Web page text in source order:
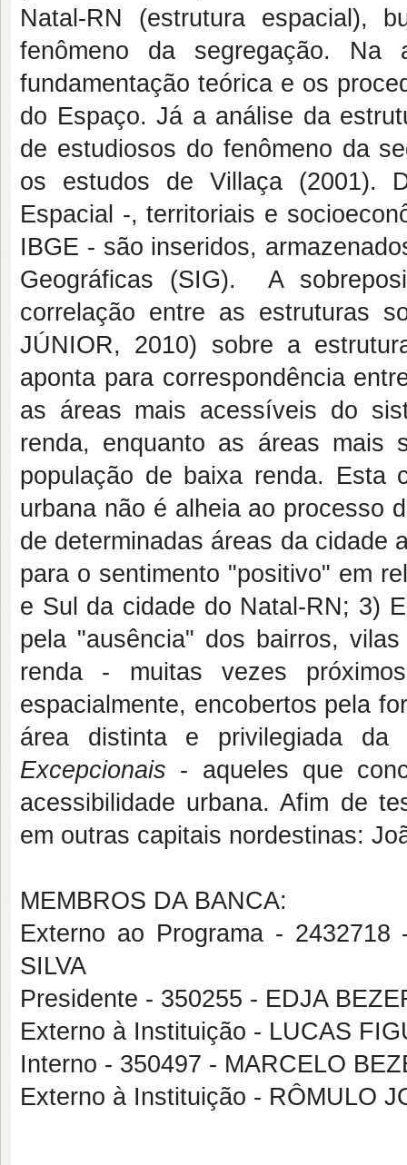
Natal-RN (estrutura espacial),
fenômeno da segregação. Na
fundamentação teórica e os
do Espaço. Já a análise da
de estudiosos do fenômeno da
os estudos de Villaça (2001).
Espacial -, territoriais e
IBGE - são inseridos,
Geográficas (SIG). A
correlação entre as estruturas
JÚNIOR, 2010) sobre a
aponta para correspondência
as áreas mais acessíveis do
renda, enquanto as áreas mais
população de baixa renda. Esta
urbana não é alheia ao processo
de determinadas áreas da cidade
para o sentimento "positivo" em
e Sul da cidade do Natal-RN; 3)
pela "ausência" dos bairros,
renda - muitas vezes
espacialmente, encobertos pela
área distinta e privilegiada
Excepcionais - aqueles que
acessibilidade urbana. Afim de
em outras capitais nordestinas:
MEMBROS DA BANCA:
Externo ao Programa - 2432718
SILVA
Presidente - 350255 - EDJA
Externo à Instituição - LUCAS
Interno - 350497 - MARCELO
Externo à Instituição - RÔMULO